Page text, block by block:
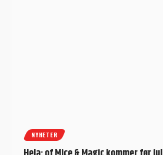
NYHETER